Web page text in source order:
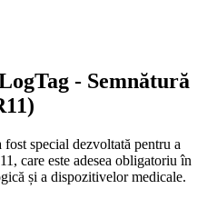
- Semnătură
special dezvoltată pentru a
care este adesea obligatoriu în
și a dispozitivelor medicale.